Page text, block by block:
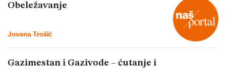
Obeležavanje
Jovana Trošić
Gazimestan i Gazivode – ćutanje i